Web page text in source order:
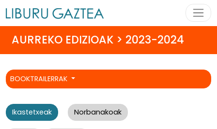
AURREKO EDIZIOAK > 2023-2024
BOOKTRAILERRAK
Ikastetxeak Norbanakoak